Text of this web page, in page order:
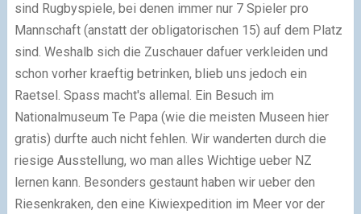
sind Rugbyspiele, bei denen immer nur 7 Spieler pro
Mannschaft (anstatt der obligatorischen 15) auf dem Platz
sind. Weshalb sich die Zuschauer dafuer verkleiden und
schon vorher kraeftig betrinken, blieb uns jedoch ein
Raetsel. Spass macht's allemal. Ein Besuch im
Nationalmuseum Te Papa (wie die meisten Museen hier
gratis) durfte auch nicht fehlen. Wir wanderten durch die
riesige Ausstellung, wo man alles Wichtige ueber NZ
lernen kann. Besonders gestaunt haben wir ueber den
Riesenkraken, den eine Kiwiexpedition im Meer vor der